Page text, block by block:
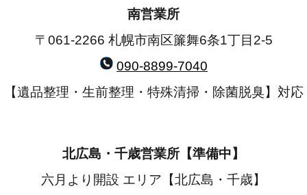
南営業所
〒061-2266 札幌市南区簾舞6条1丁目2-5
090-8899-7040
【遺品整理・生前整理・特殊清掃・除菌脱臭】対応
北広島・千歳営業所【準備中】
六月より開設 エリア【北広島・千歳】